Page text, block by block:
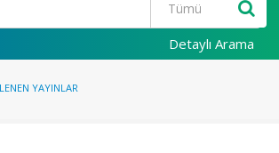
Detaylı Arama
YAYINLAR